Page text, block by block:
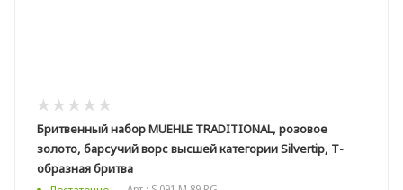
Бритвенный набор MUEHLE TRADITIONAL, розовое
золото, барсучий ворс высшей категории Silvertip, Т-
образная бритва